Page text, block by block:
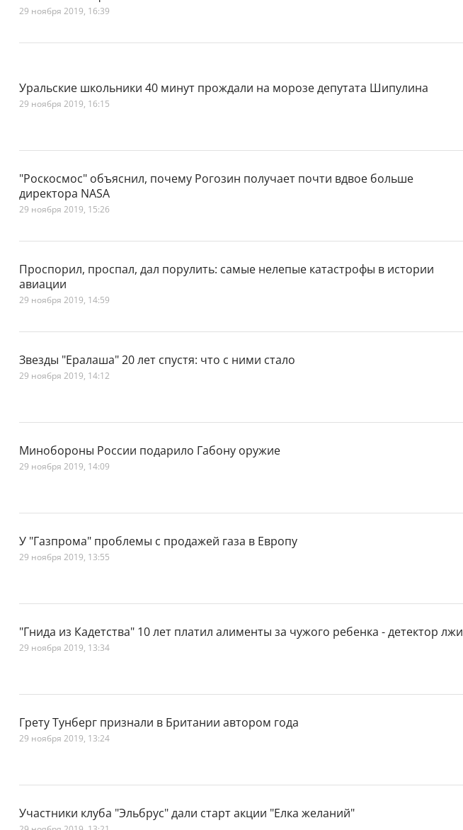
29 ноября 2019, 16:39
Уральские школьники 40 минут прождали на морозе депутата Шипулина
29 ноября 2019, 16:15
"Роскосмос" объяснил, почему Рогозин получает почти вдвое больше
директора NASA
29 ноября 2019, 15:26
Проспорил, проспал, дал порулить: самые нелепые катастрофы в истории
авиации
29 ноября 2019, 14:59
Звезды "Ералаша" 20 лет спустя: что с ними стало
29 ноября 2019, 14:12
Минобороны России подарило Габону оружие
29 ноября 2019, 14:09
У "Газпрома" проблемы с продажей газа в Европу
29 ноября 2019, 13:55
"Гнида из Кадетства" 10 лет платил алименты за чужого ребенка - детектор лжи
29 ноября 2019, 13:34
Грету Тунберг признали в Британии автором года
29 ноября 2019, 13:24
Участники клуба "Эльбрус" дали старт акции "Елка желаний"